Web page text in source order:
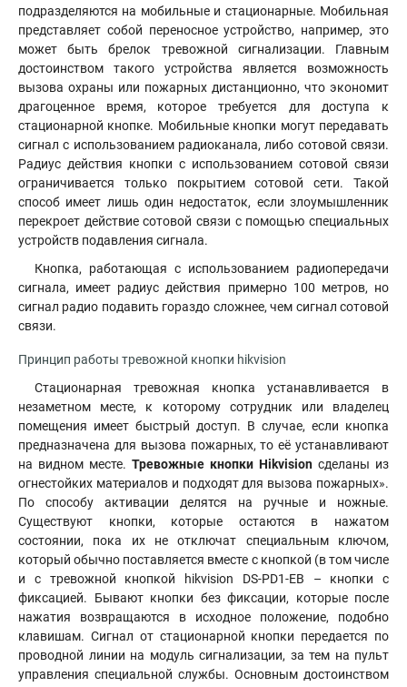
подразделяются на мобильные и стационарные. Мобильная
представляет собой переносное устройство, например, это
может быть брелок тревожной сигнализации. Главным
достоинством такого устройства является возможность
вызова охраны или пожарных дистанционно, что экономит
драгоценное время, которое требуется для доступа к
стационарной кнопке. Мобильные кнопки могут передавать
сигнал с использованием радиоканала, либо сотовой связи.
Радиус действия кнопки с использованием сотовой связи
ограничивается только покрытием сотовой сети. Такой
способ имеет лишь один недостаток, если злоумышленник
перекроет действие сотовой связи с помощью специальных
устройств подавления сигнала.
Кнопка, работающая с использованием радиопередачи
сигнала, имеет радиус действия примерно 100 метров, но
сигнал радио подавить гораздо сложнее, чем сигнал сотовой
связи.
Принцип работы тревожной кнопки hikvision
Стационарная тревожная кнопка устанавливается в
незаметном месте, к которому сотрудник или владелец
помещения имеет быстрый доступ. В случае, если кнопка
предназначена для вызова пожарных, то её устанавливают
на видном месте. Тревожные кнопки Hikvision сделаны из
огнестойких материалов и подходят для вызова пожарных».
По способу активации делятся на ручные и ножные.
Существуют кнопки, которые остаются в нажатом
состоянии, пока их не отключат специальным ключом,
который обычно поставляется вместе с кнопкой (в том числе
и с тревожной кнопкой hikvision DS-PD1-EB – кнопки с
фиксацией. Бывают кнопки без фиксации, которые после
нажатия возвращаются в исходное положение, подобно
клавишам. Сигнал от стационарной кнопки передается по
проводной линии на модуль сигнализации, за тем на пульт
управления специальной службы. Основным достоинством